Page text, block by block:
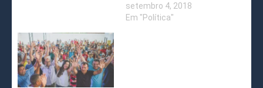
setembro 4, 2018
Em "Política"